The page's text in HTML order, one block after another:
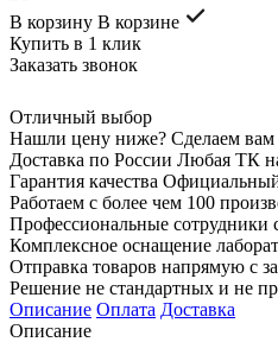
В корзину В корзине
Купить в 1 клик
Заказать звонок
Отличный выбор
Нашли цену ниже? Сделаем вам
Доставка по России Любая ТК
Гарантия качества
Работаем с более чем 100
Профессиональные сотрудники
Комплексное оснащение
Отправка товаров напрямую с
Решение не стандартных и не
Описание Оплата Доставка
Описание